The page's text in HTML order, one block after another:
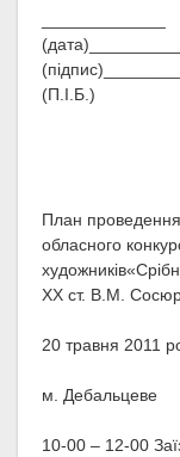
(П.І.Б.)
План проведення
обласного
ХХ ст. В.М.
20 травня 2011
м. Дебальцеве
10-00 – 12-00